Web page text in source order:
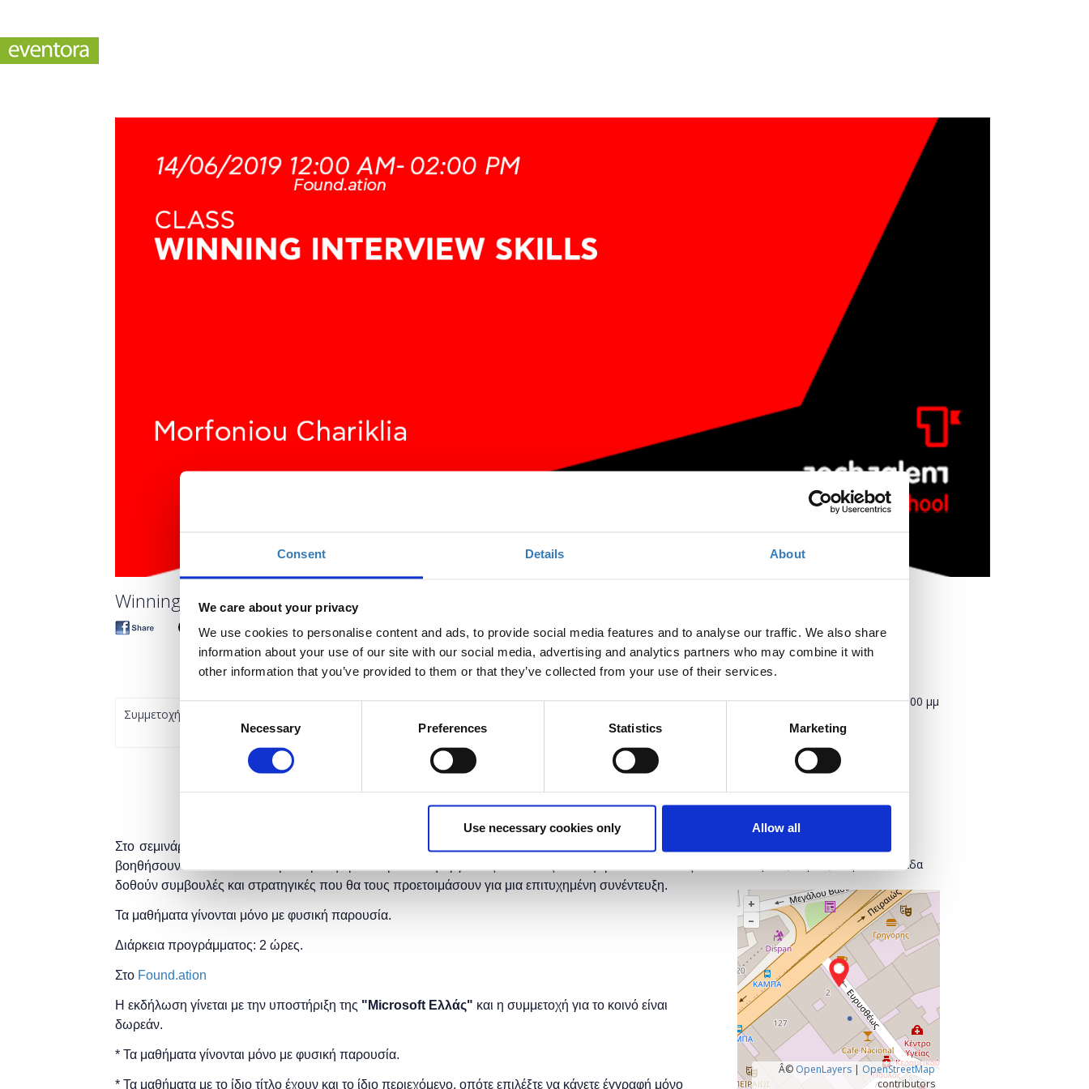
Consent Details About
We care about your privacy
We use cookies to personalise content and ads, to provide social media features and to analyse our traffic. We also share
information about your use of our site with our social media, advertising and analytics partners who may combine it with
other information that you’ve provided to them or that they’ve collected from your use of their services.
Necessary Preferences Statistics Marketing
Use necessary cookies only Allow all
Winning interview skills
Συμμετοχή
έχει λήξει.
Στο σεμινάριο οι συμμετέχοντες θα διδαχθούν τις κατάλληλες δεξιότητες συνέντευξης που θα τους
βοηθήσουν να κλειδώσουν μια προσφορά σε μια θέση εργασίας που τους ενδιαφέρει και θα τους
δοθούν συμβουλές και στρατηγικές που θα τους προετοιμάσουν για μια επιτυχημένη συνέντευξη.
Τα μαθήματα γίνονται μόνο με φυσική παρουσία.
Διάρκεια προγράμματος: 2 ώρες.
Στο Found.ation
Η εκδήλωση γίνεται με την υποστήριξη της " Microsoft Ελλάς" και η συμμετοχή για το κοινό είναι
δωρεάν.
* Τα μαθήματα γίνονται μόνο με φυσική παρουσία.
* Τα μαθήματα με το ίδιο τίτλο έχουν και το ίδιο περιεχόμενο, οπότε επιλέξτε να κάνετε έγγραφή μόνο
Πότε;
Παρασκευή, 14 Ιουνίου 2019 12:00 μμ
Πού;
Ευρυσθέως 2
Κεντρικός Τομέας Αθηνών, Ελλάδα
+
–
Â© OpenLayers| OpenStreetMap
contributors